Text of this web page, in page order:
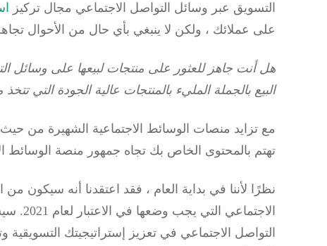
التسويق عبر وسائل التواصل الاجتماعي مجال تركيز
على عملائك ، ولكن لا ينبغي بأي حال من الأحوال
هل أنت جاهز للعثور على منتجات لبيعها على وسائل
البيع بالجملة المليء بالمنتجات عالية الجودة التي
مع تزايد منصات الوسائط الاجتماعية الشهيرة من
تهتم بالمحتوى الخاص بك تجاه جمهور منصة الوسائط
نظرًا لأننا في بداية العام ، فقد اعتقدنا أنه سيكون
التواصل الاجتماعي في تعزيز إستراتيجيتك التسويقية